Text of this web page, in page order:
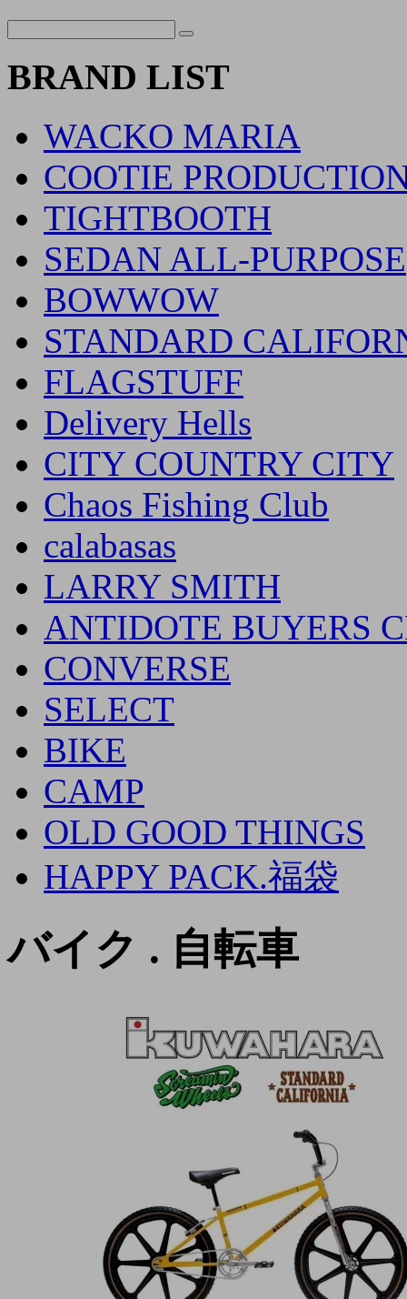
BRAND LIST
WACKO MARIA
COOTIE
TIGHTBOOTH
SEDAN ALL-PURPOSE
BOWWOW
STANDARD
FLAGSTUFF
Delivery Hells
CITY COUNTRY CITY
Chaos Fishing Club
calabasas
LARRY SMITH
ANTIDOTE BUYERS
CONVERSE
SELECT
BIKE
CAMP
OLD GOOD THINGS
HAPPY PACK.福袋
バイク . 自転車